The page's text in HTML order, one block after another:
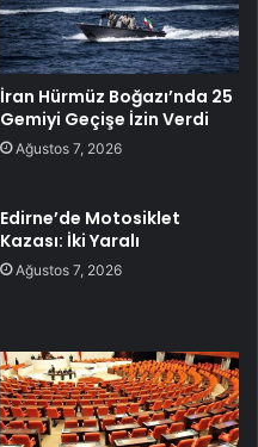
İran Hürmüz Boğazı’nda 25
Gemiyi Geçişe İzin Verdi
Ağustos 7, 2026
Edirne’de Motosiklet
Kazası: İki Yaralı
Ağustos 7, 2026